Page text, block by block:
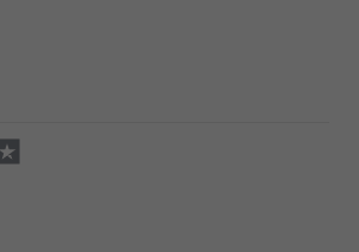
on iloa pitkäksi aikaa 🥰
tärkeää. Kiva että pidät mukista,
on iloa pitkäksi aikaa 🥰